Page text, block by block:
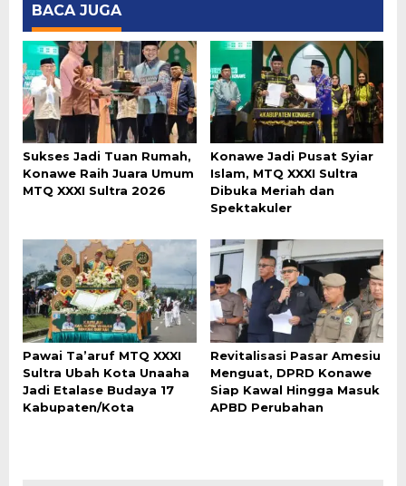
BACA JUGA
Sukses Jadi Tuan Rumah,
Konawe Raih Juara Umum
MTQ XXXI Sultra 2026
Konawe Jadi Pusat Syiar
Islam, MTQ XXXI Sultra
Dibuka Meriah dan
Spektakuler
Pawai Ta’aruf MTQ XXXI
Sultra Ubah Kota Unaaha
Jadi Etalase Budaya 17
Kabupaten/Kota
Revitalisasi Pasar Amesiu
Menguat, DPRD Konawe
Siap Kawal Hingga Masuk
APBD Perubahan